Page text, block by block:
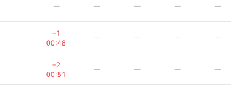
— — — — —
−1
00:48
— — — —
−2
00:51
— — — —